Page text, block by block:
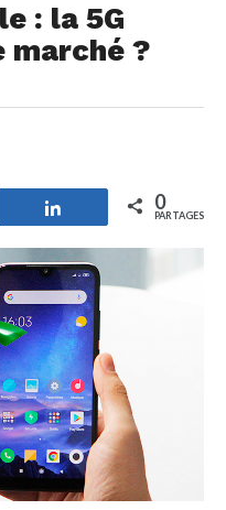
: la 5G
?
Partagez 0
PARTAGES